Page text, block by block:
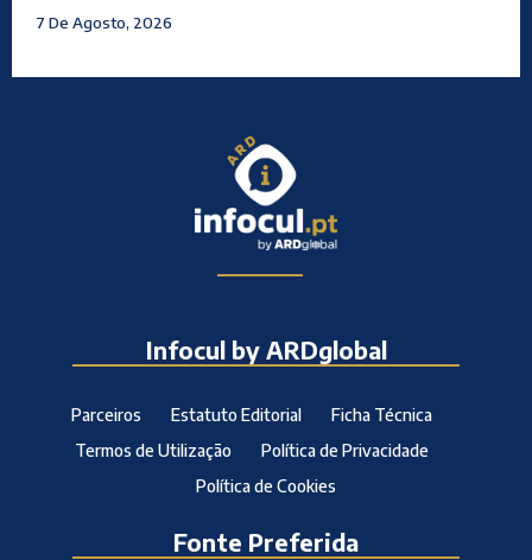
7 De Agosto, 2026
Infocul by ARDglobal
Parceiros Estatuto Editorial
Ficha Técnica
Termos de Utilização
Política de Privacidade
Política de Cookies
Fonte Preferida